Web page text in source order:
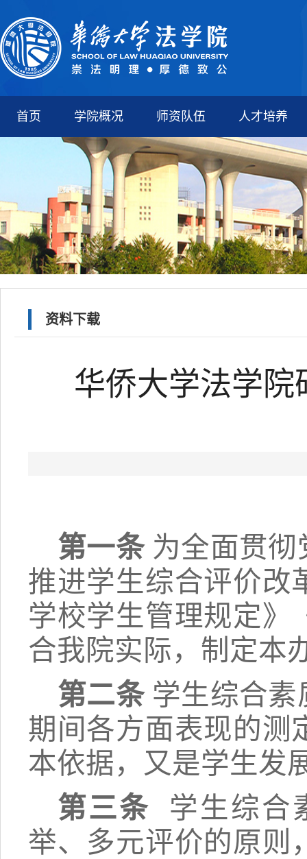
首页 学院概况 师资队伍 人才培养
资料下载
华侨大学法学
第一条 为全面贯
推进学生综合评价改
学校学生管理规定》
合我院实际，制定本
第二条 学生综合
期间各方面表现的测
本依据，又是学生发
第三条
学生综合
举、多元评价的原则